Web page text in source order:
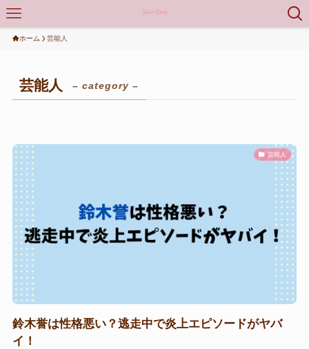
ホーム 芸能人
芸能人 – category –
芸能人
鈴木誉は性格悪い？逃走中で炎上エピソードがヤバ
イ！